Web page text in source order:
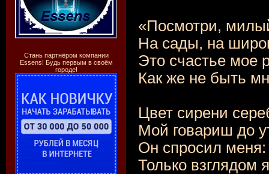
Стань партнёром компании
Essens! Будь первым в своём
городе!
«Посмотри,
На сады, на
Это счастье мое
Как же не быть
Цвет сирени
Мой говариш до
Он спросил меня:
Только взглядом